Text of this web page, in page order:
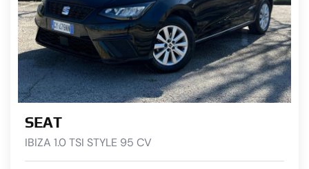
SEAT
IBIZA 1.0 TSI STYLE 95 CV